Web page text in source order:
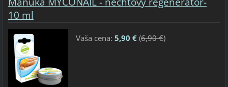
10 ml
Vaša cena: 5,90 €(6,90 €)